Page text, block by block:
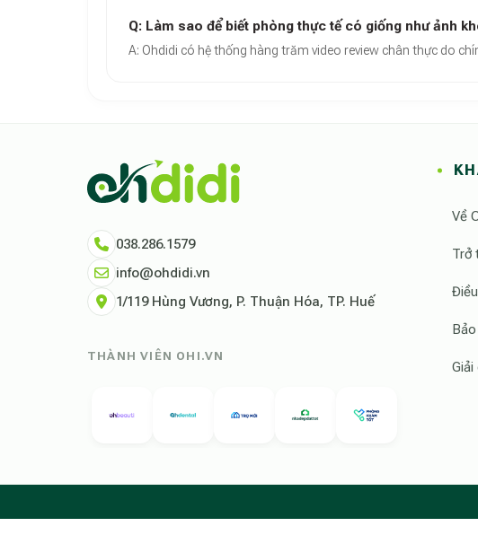
Q: Làm sao để biết phòng thực tế có giống như ảnh
A: Ohdidi có hệ thống hàng trăm video review chân thực do
038.286.1579
info@ohdidi.vn
1/119 Hùng Vương, P. Thuận Hóa, TP. Huế
THÀNH VIÊN OHI.VN
Về
Trở
Giải